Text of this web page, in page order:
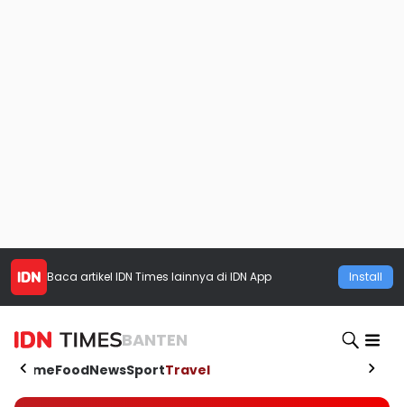
Baca artikel IDN Times lainnya di IDN App Install
BANTEN
HomeFoodNewsSportTravel